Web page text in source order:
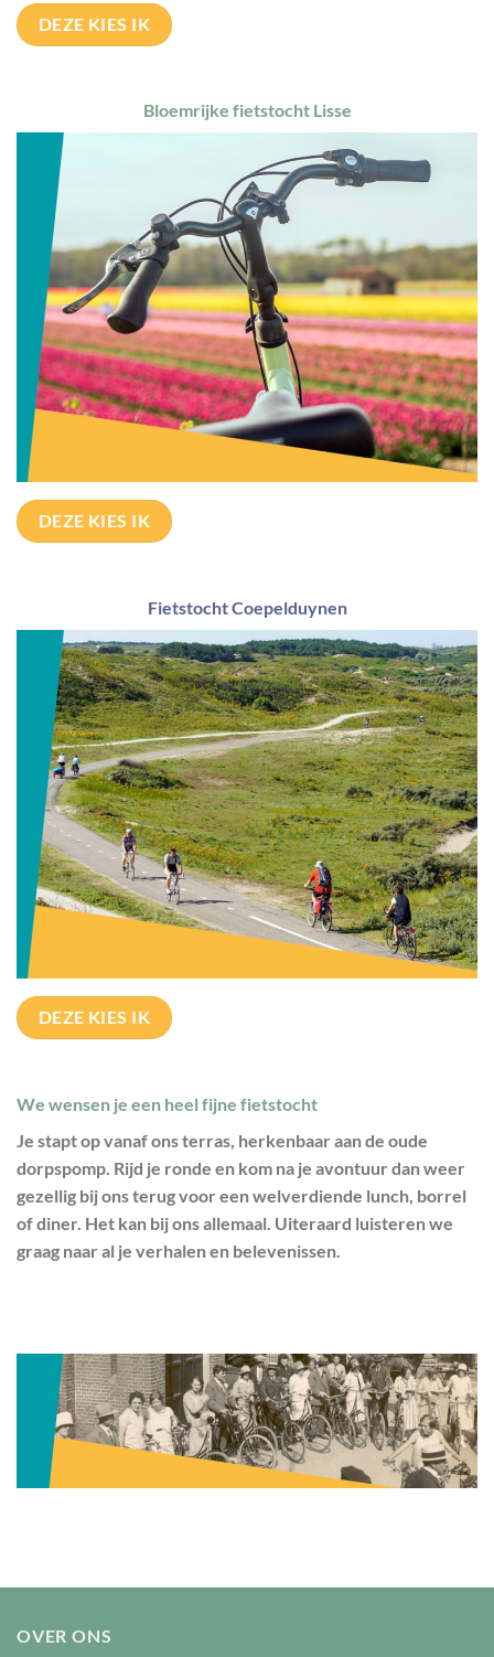
DEZE KIES IK
Bloemrijke fietstocht Lisse
DEZE KIES IK
Fietstocht Coepelduynen
DEZE KIES IK
We wensen je een heel fijne fietstocht
Je stapt op vanaf ons terras, herkenbaar aan de oude
dorpspomp. Rijd je ronde en kom na je avontuur dan weer
gezellig bij ons terug voor een welverdiende lunch, borrel
of diner. Het kan bij ons allemaal. Uiteraard luisteren we
graag naar al je verhalen en belevenissen.
OVER ONS